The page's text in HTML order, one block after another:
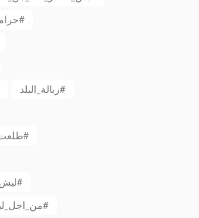
حرامي_الشعب#
زبالة_البلد#
طلعت_ريحتكم ووصلت عالمريخ#
ليش_في_احلى_من_خرا_لبنان#
من_اجل_لبنان_جديد#